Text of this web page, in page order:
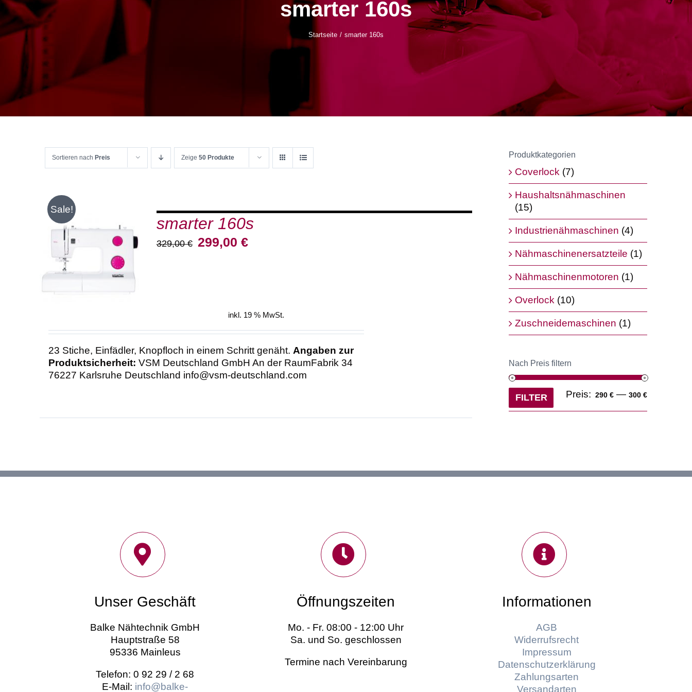
smarter 160s
Startseite smarter 160s
Sortieren nach Preis Zeige 50 Produkte
Sale!
IN DEN WARENKORB
DETAILS
smarter 160s
329,00€ Ursprünglicher
299,00 €Aktueller
inkl. 19 % MwSt.
23 Stiche, Einfädler, Knopfloch in einem Schritt genäht. Angaben zur
Produktsicherheit: VSM Deutschland GmbH An der RaumFabrik 34
76227 Karlsruhe Deutschland info@vsm-deutschland.com
Produktkategorien
Coverlock (7)
Haushaltsnähmaschinen
(15)
Industrienähmaschinen (4)
Nähmaschinenersatzteile (1)
Nähmaschinenmotoren (1)
Overlock (10)
Zuschneidemaschinen (1)
Nach Preis filtern
Min.
Max.
FILTER Preis: 290 € — 300 €
Unser Geschäft
Balke Nähtechnik GmbH
Hauptstraße 58
95336 Mainleus
Telefon: 0 92 29 / 2 68
E-Mail: info@balke-
Öffnungszeiten
Mo. - Fr. 08:00 - 12:00 Uhr
Sa. und So. geschlossen
Termine nach Vereinbarung
Informationen
AGB
Widerrufsrecht
Impressum
Datenschutzerklärung
Zahlungsarten
Versandarten